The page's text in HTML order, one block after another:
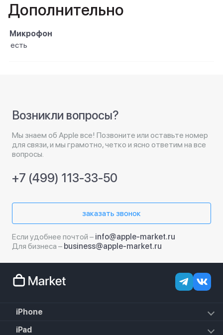
Дополнительно
Микрофон
есть
Возникли вопросы?
Мы знаем об Apple все! Позвоните или оставьте номер
для связи, и мы грамотно, четко и ясно ответим на все
вопросы.
+7 (499) 113-33-50
заказать звонок
Если удобнее почтой – info@apple-market.ru
Для бизнеса – business@apple-market.ru
iPhone
iPhone 18 Pro Max
iPad